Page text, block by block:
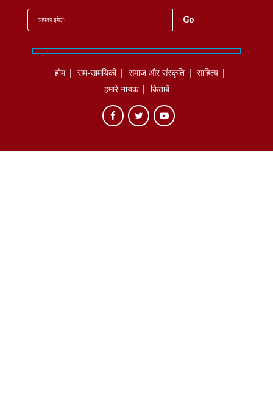
होम सम-सामयिकी समाज और संस्कृति
साहित्‍य
हमारे नायक
किताबें